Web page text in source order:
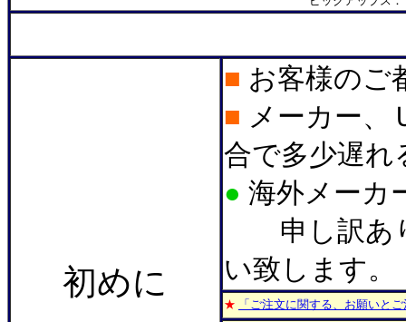
初めに
■ お客様のご
■ メーカー、
合で多少遅れ
● 海外メーカ
申し訳あり
い致します。
★
「ご注文に関する、お願いと